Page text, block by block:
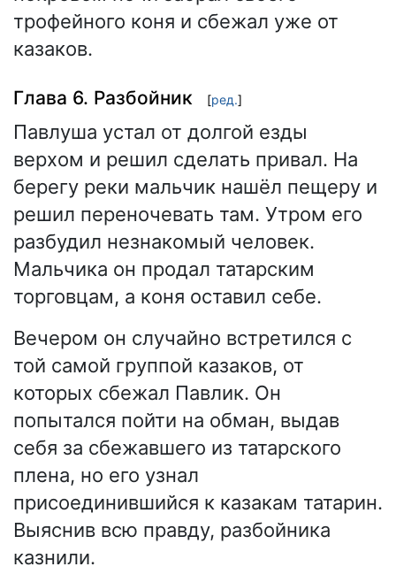
трофейного коня и сбежал уже от
казаков.
Глава 6. Разбойник [ред.]
Павлуша устал от долгой езды
верхом и решил сделать привал. На
берегу реки мальчик нашёл пещеру и
решил переночевать там. Утром его
разбудил незнакомый человек.
Мальчика он продал татарским
торговцам, а коня оставил себе.
Вечером он случайно встретился с
той самой группой казаков, от
которых сбежал Павлик. Он
попытался пойти на обман, выдав
себя за сбежавшего из татарского
плена, но его узнал
присоединившийся к казакам татарин.
Выяснив всю правду, разбойника
казнили.